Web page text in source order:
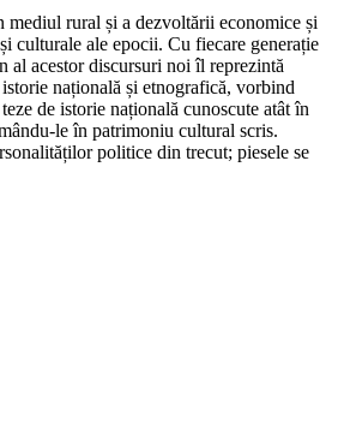
rural și a dezvoltării economice și
culturale ale epocii. Cu fiecare generație
al acestor discursuri noi îl reprezintă
națională și etnografică, vorbind
de istorie națională cunoscute atât în
le în patrimoniu cultural scris.
politice din trecut; piesele se